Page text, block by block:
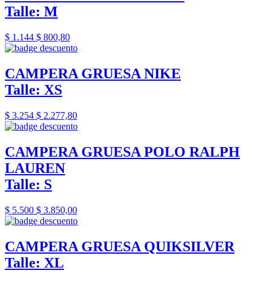
Talle: M
$ 1.144 $ 800,80
CAMPERA GRUESA NIKE
Talle: XS
$ 3.254 $ 2.277,80
CAMPERA GRUESA POLO RALPH
LAUREN
Talle: S
$ 5.500 $ 3.850,00
CAMPERA GRUESA QUIKSILVER
Talle: XL